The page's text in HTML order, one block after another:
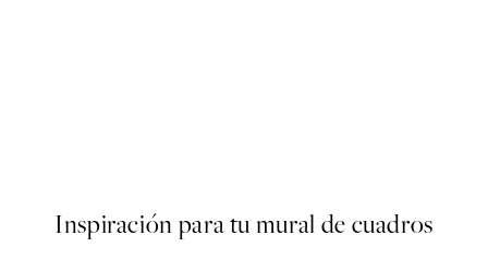
Inspiración para tu mural de cuadros